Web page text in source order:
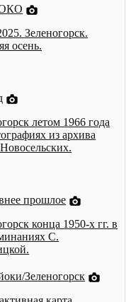
Зеленогорск.
осень.
летом 1966 года
из архива
прошлое
конца 1950-х гг. в
С.
Зеленогорск